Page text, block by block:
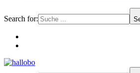
Search for: